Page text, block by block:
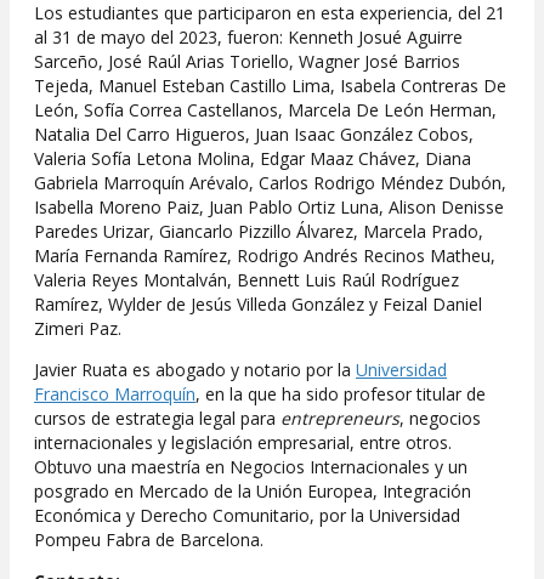
Los estudiantes que participaron en esta experiencia, del 21
al 31 de mayo del 2023, fueron: Kenneth Josué Aguirre
Sarceño, José Raúl Arias Toriello, Wagner José Barrios
Tejeda, Manuel Esteban Castillo Lima, Isabela Contreras De
León, Sofía Correa Castellanos, Marcela De León Herman,
Natalia Del Carro Higueros, Juan Isaac González Cobos,
Valeria Sofía Letona Molina, Edgar Maaz Chávez, Diana
Gabriela Marroquín Arévalo, Carlos Rodrigo Méndez Dubón,
Isabella Moreno Paiz, Juan Pablo Ortiz Luna, Alison Denisse
Paredes Urizar, Giancarlo Pizzillo Álvarez, Marcela Prado,
María Fernanda Ramírez, Rodrigo Andrés Recinos Matheu,
Valeria Reyes Montalván, Bennett Luis Raúl Rodríguez
Ramírez, Wylder de Jesús Villeda González y Feizal Daniel
Zimeri Paz.
Javier Ruata es abogado y notario por la Universidad
Francisco Marroquín, en la que ha sido profesor titular de
cursos de estrategia legal para entrepreneurs, negocios
internacionales y legislación empresarial, entre otros.
Obtuvo una maestría en Negocios Internacionales y un
posgrado en Mercado de la Unión Europea, Integración
Económica y Derecho Comunitario, por la Universidad
Pompeu Fabra de Barcelona.